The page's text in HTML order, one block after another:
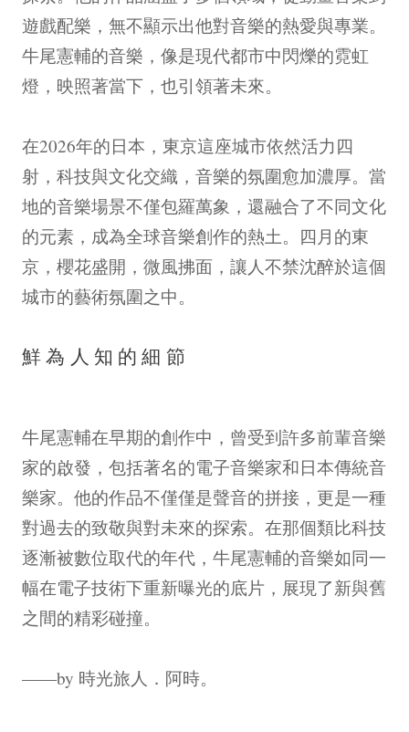
遊戲配樂，無不顯示出他對音樂的熱愛與專業。
牛尾憲輔的音樂，像是現代都市中閃爍的霓虹
燈，映照著當下，也引領著未來。
在2026年的日本，東京這座城市依然活力四
射，科技與文化交織，音樂的氛圍愈加濃厚。當
地的音樂場景不僅包羅萬象，還融合了不同文化
的元素，成為全球音樂創作的熱土。四月的東
京，櫻花盛開，微風拂面，讓人不禁沈醉於這個
城市的藝術氛圍之中。
鮮為人知的細節
牛尾憲輔在早期的創作中，曾受到許多前輩音樂
家的啟發，包括著名的電子音樂家和日本傳統音
樂家。他的作品不僅僅是聲音的拼接，更是一種
對過去的致敬與對未來的探索。在那個類比科技
逐漸被數位取代的年代，牛尾憲輔的音樂如同一
幅在電子技術下重新曝光的底片，展現了新與舊
之間的精彩碰撞。
——by 時光旅人．阿時。